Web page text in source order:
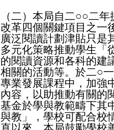
（二）本局自二○○二
改革四個關鍵項目之一
廣泛閱讀計劃津貼只是
多元化策略推動學生「
的閱讀資源和各科的建
相關的活動等。於二○
專業發展課程中，加強
內容，以助推動有關的
基金於學與教範疇下其
與教」，學校可配合校